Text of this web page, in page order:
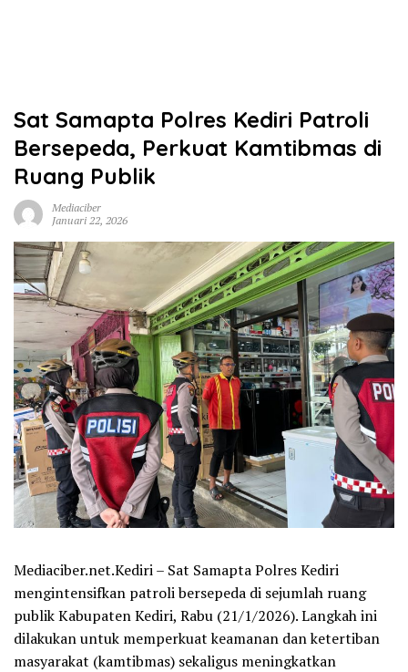
Sat Samapta Polres Kediri Patroli
Bersepeda, Perkuat Kamtibmas di
Ruang Publik
Mediaciber
Januari 22, 2026
Mediaciber.net.Kediri – Sat Samapta Polres Kediri
mengintensifkan patroli bersepeda di sejumlah ruang
publik Kabupaten Kediri, Rabu (21/1/2026). Langkah ini
dilakukan untuk memperkuat keamanan dan ketertiban
masyarakat (kamtibmas) sekaligus meningkatkan